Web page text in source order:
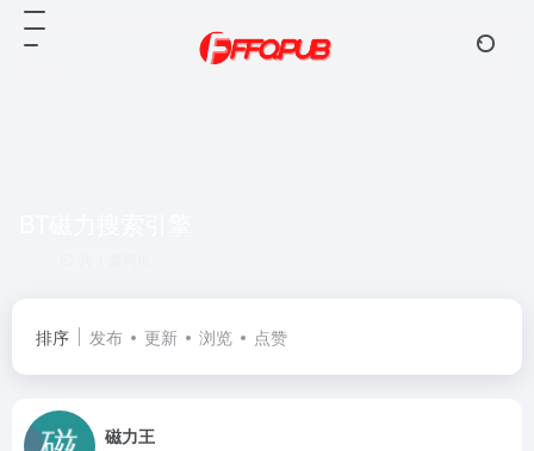
排序 发布 更新 浏览 点赞
磁力王